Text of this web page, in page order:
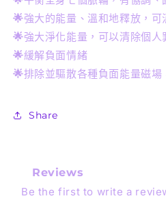
🌟強大的能量、溫和地釋放，
🌟強大淨化能量，可以清除個人
🌟緩解負面情緒
🌟排除並驅散各種負面能量磁場
Share
Reviews
Be the first to write a